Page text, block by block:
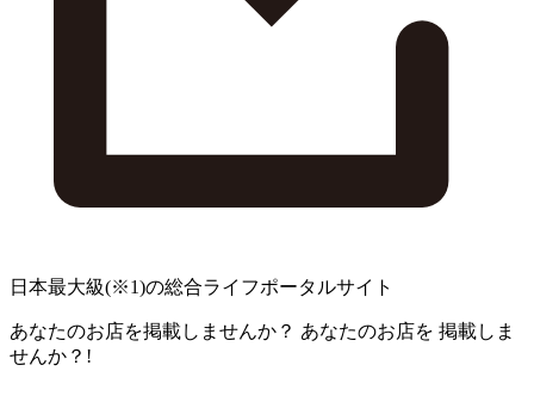
日本最大級(※1)の総合ライフポータルサイト
あなたのお店を掲載しませんか？ あなたのお店を 掲載しま
せんか？!